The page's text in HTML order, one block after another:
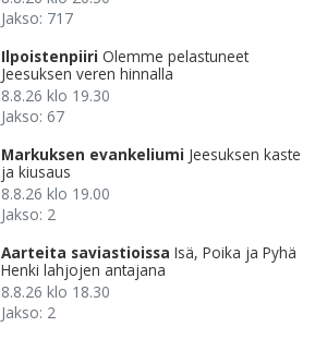
Jakso: 717
Ilpoistenpiiri Olemme pelastuneet
Jeesuksen veren hinnalla
8.8.26 klo 19.30
Jakso: 67
Markuksen evankeliumi Jeesuksen kaste
ja kiusaus
8.8.26 klo 19.00
Jakso: 2
Aarteita saviastioissa Isä, Poika ja Pyhä
Henki lahjojen antajana
8.8.26 klo 18.30
Jakso: 2